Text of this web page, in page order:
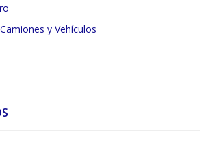
y Vehículos